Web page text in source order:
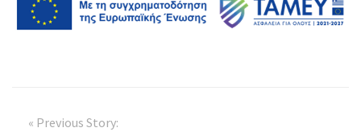
« Previous Story: